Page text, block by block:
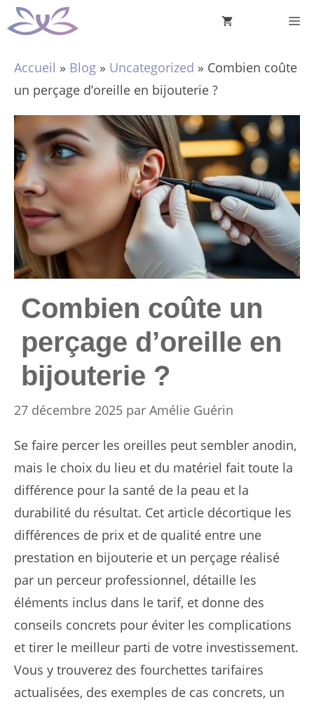
Aller
au
Accueil » Blog » Uncategorized » Combien coûte
un perçage d’oreille en bijouterie ?
Combien coûte un
perçage d’oreille en
bijouterie ?
27 décembre 2025 par Amélie Guérin
Se faire percer les oreilles peut sembler anodin,
mais le choix du lieu et du matériel fait toute la
différence pour la santé de la peau et la
durabilité du résultat. Cet article décortique les
différences de prix et de qualité entre une
prestation en bijouterie et un perçage réalisé
par un perceur professionnel, détaille les
éléments inclus dans le tarif, et donne des
conseils concrets pour éviter les complications
et tirer le meilleur parti de votre investissement.
Vous y trouverez des fourchettes tarifaires
actualisées, des exemples de cas concrets, un